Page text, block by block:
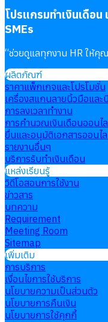
โปรแกรมทำเงินเดือน
SMEs
“ช่วยดูแลทุกงาน HR ให้คุณ
ผลิตภัณฑ์
ราคาแพ็กเกจและโปรโมชั่น
เครื่องสแกนลายนิ้วมือและ
การลงเวลาทำงาน
การคำนวณเงินเดือนออนไ
ยื่นและอนุมัติเอกสารออนไ
รายงานอื่นๆ
บริการรับทำเงินเดือน
แหล่งเรียนรู้
วิดีโอสอนการใช้งาน
ข่าวสาร
บทความ
Requirement
Meeting Room
Sitemap
เพิ่มเติม
การบริการ
เงื่อนไขการใช้บริการ
นโยบายความเป็นส่วนตัว
นโยบายการคืนเงิน
นโยบายการใช้คุกกี้